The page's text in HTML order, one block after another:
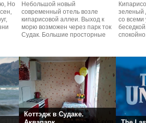
Но
Небольшой новый
современный отель возле
кипарисовой аллеи. Выход к
морю возможен через парк ток
Судaк. Большие просторные
зеленый
со всеми
Коттэдж в Судаке.